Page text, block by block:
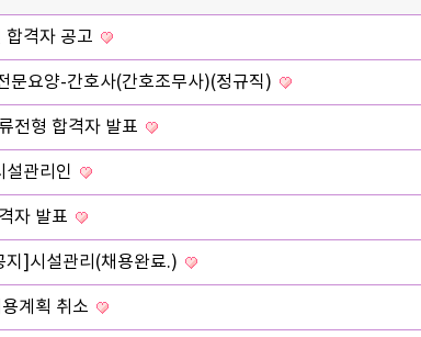
합격자 공고
문요양-간호사(간호조무사)(정규직)
전형 합격자 발표
설관리인
자 발표
지]시설관리(채용완료.)
계획 취소